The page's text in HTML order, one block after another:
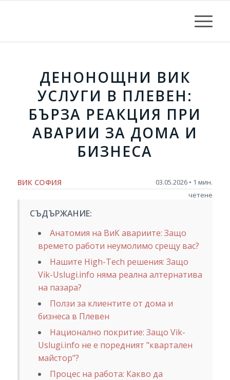
ДЕНОНОЩНИ ВИК
УСЛУГИ В ПЛЕВЕН:
БЪРЗА РЕАКЦИЯ ПРИ
АВАРИИ ЗА ДОМА И
БИЗНЕСА
ВИК СОФИЯ
03.05.2026 • 1 мин.
четене
СЪДЪРЖАНИЕ:
Анатомия на ВиК авариите: Защо
времето работи неумолимо срещу вас?
Нашите High-Tech решения: Защо
Vik-Uslugi.info няма реална алтернатива
на пазара?
Ползи за клиентите от дома и
бизнеса в Плевен
Национално покритие: Защо Vik-
Uslugi.info не е поредният "квартален
майстор"?
Процес на работа: Какво да